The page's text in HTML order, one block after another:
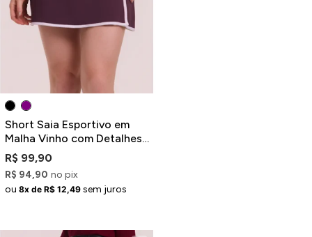
Short Saia Esportivo em
Malha Vinho com Detalhes
Contrastantes
R$ 99,90
R$ 94,90 no pix
ou 8x de R$ 12,49 sem juros